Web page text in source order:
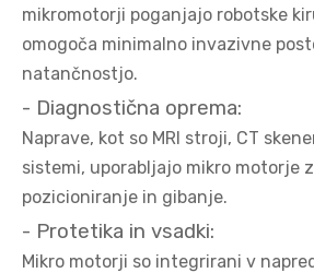
mikromotorji poganjajo robotske
omogoča minimalno invazivne
natančnostjo.
- Diagnostična oprema:
Naprave, kot so MRI stroji, CT
sistemi, uporabljajo mikro motorje
pozicioniranje in gibanje.
- Protetika in vsadki:
Mikro motorji so integrirani v